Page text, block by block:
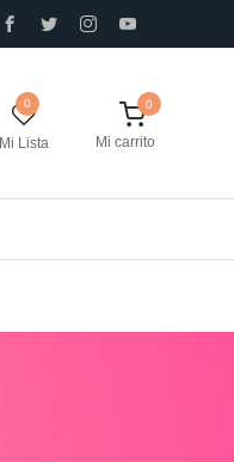
Mi Lista Mi carrito
0